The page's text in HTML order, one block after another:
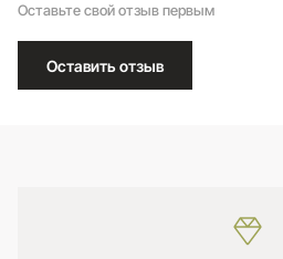
Оставьте свой отзыв первым
Оставить отзыв